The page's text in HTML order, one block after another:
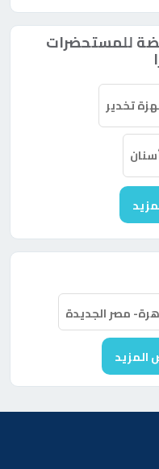
للمستحضرات
تخدير
مصر الجديدة
المزيد